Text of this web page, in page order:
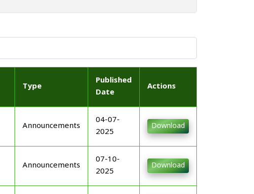
Type
Published
Date
Actions
Announcements
04-07-
2025
Download
Announcements
07-10-
2025
Download